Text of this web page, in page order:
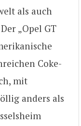
als auch
„Opel GT
Coke-
mit
anders als